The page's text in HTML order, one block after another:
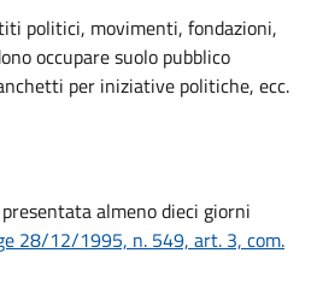
politici, movimenti, fondazioni,
occupare suolo pubblico
per iniziative politiche, ecc.
almeno dieci giorni
28/12/1995, n. 549, art. 3, com.